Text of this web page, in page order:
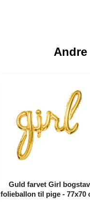
Guld farvet Girl bogstav
folieballon til pige - 77x70